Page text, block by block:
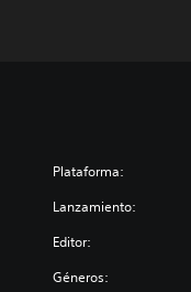
Plataforma:
Lanzamiento:
Editor:
Géneros: